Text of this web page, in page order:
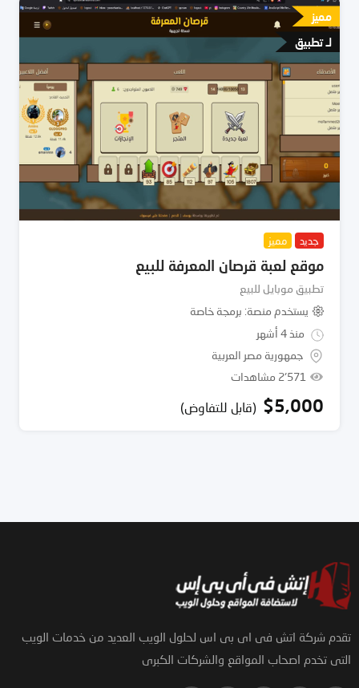
مميز
لـ تطبيق
جديد مميز
موقع لعبة قرصان المعرفة للبيع
تطبيق موبايل للبيع
يستخدم منصة برمجة خاصة
منذ 4 أشهر
جمهورية مصر العربية
2٬571 مشاهدات
$5,000 (قابل للتفاوض)
تقدم شركة اتش فى اى بى اس لحلول الويب العديد من خدمات الويب
التى تخدم اصحاب المواقع والشركات الكبرى